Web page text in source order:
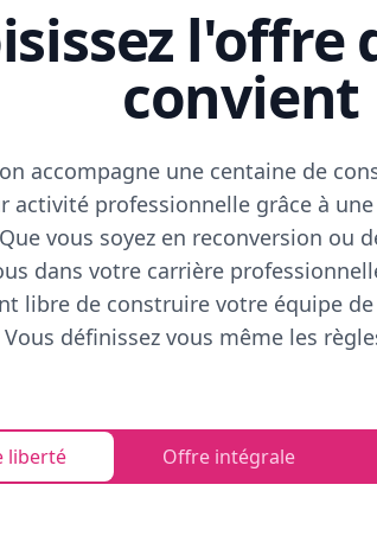
l'offre
convient
accompagne une centaine de
activité professionnelle grâce à
vous soyez en reconversion ou
dans votre carrière
libre de construire votre équipe
définissez vous même les
liberté Offre intégrale